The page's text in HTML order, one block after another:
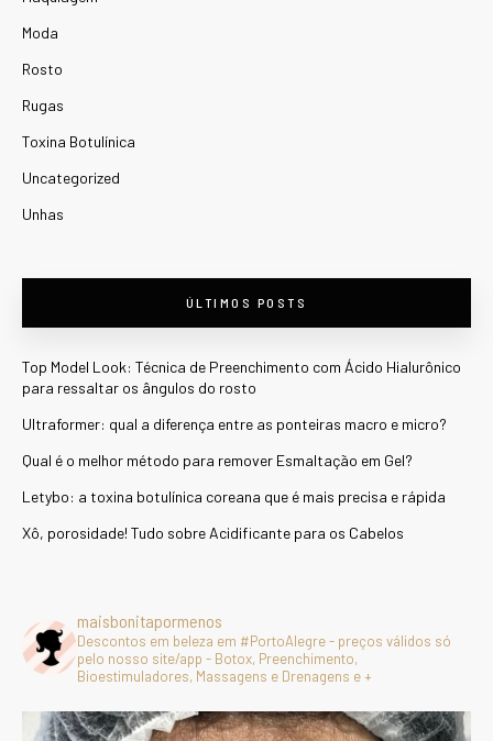
Moda
Rosto
Rugas
Toxina Botulínica
Uncategorized
Unhas
ÚLTIMOS POSTS
Top Model Look: Técnica de Preenchimento com Ácido Hialurônico
para ressaltar os ângulos do rosto
Ultraformer: qual a diferença entre as ponteiras macro e micro?
Qual é o melhor método para remover Esmaltação em Gel?
Letybo: a toxina botulínica coreana que é mais precisa e rápida
Xô, porosidade! Tudo sobre Acidificante para os Cabelos
maisbonitapormenos
Descontos em beleza em #PortoAlegre - preços válidos só
pelo nosso site/app - Botox, Preenchimento,
Bioestimuladores, Massagens e Drenagens e +